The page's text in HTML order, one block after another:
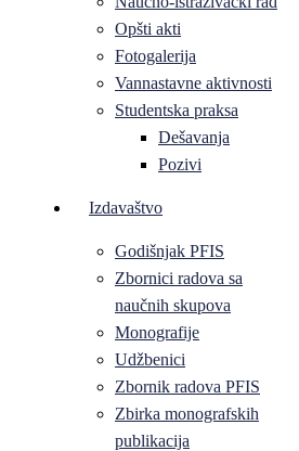
Opšti akti
Fotogalerija
Vannastavne aktivnosti
Studentska praksa
Dešavanja
Pozivi
Izdavaštvo
Godišnjak PFIS
Zbornici radova sa
naučnih skupova
Monografije
Udžbenici
Zbornik radova PFIS
Zbirka monografskih
publikacija